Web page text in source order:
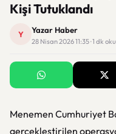
Kişi Tutuklandı
Y Yazar Haber
28 Nisan 2026 11:35 · 1 dk
Menemen Cumhuriyet
gerçekleştirilen